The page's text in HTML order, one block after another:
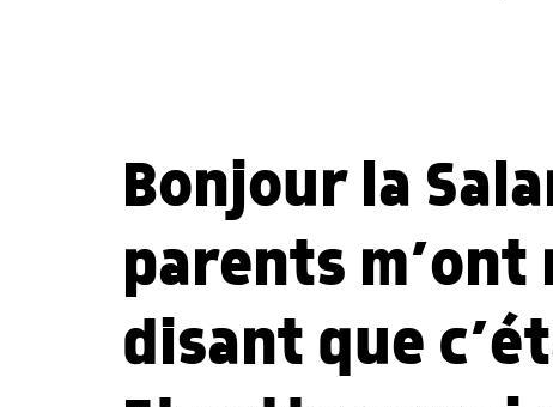
Bonjour la
parents m’ont
disant que